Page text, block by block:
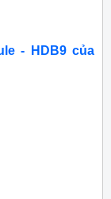
- HDB9 của